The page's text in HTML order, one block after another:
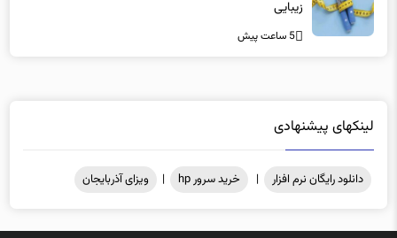
5 ساعت پیش
دانلود رایگان نرم افزار